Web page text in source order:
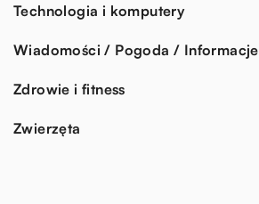
Technologia i komputery
Wiadomości / Pogoda / Informacje
Zdrowie i fitness
Zwierzęta